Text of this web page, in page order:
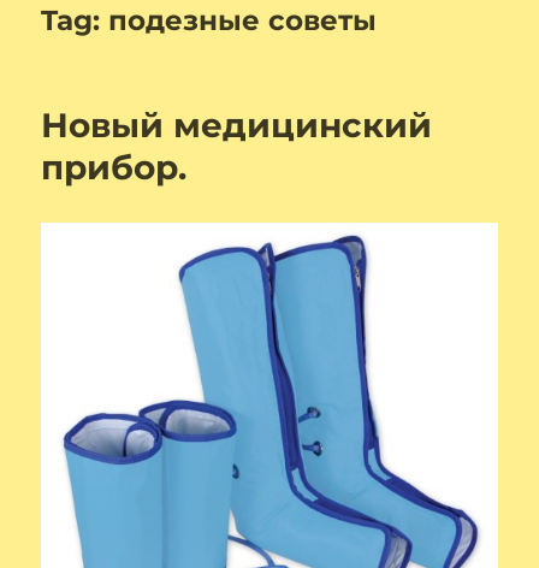
Tag: подезные советы
Новый медицинский
прибор.